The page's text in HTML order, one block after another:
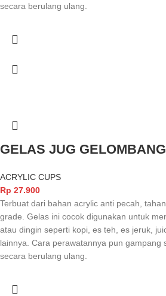
secara berulang ulang.
GELAS JUG
ACRYLIC CUPS
Rp 27.900
Terbuat dari bahan acrylic anti pecah,
grade. Gelas ini cocok digunakan untuk
atau dingin seperti kopi, es teh, es jeruk,
lainnya. Cara perawatannya pun gampang
secara berulang ulang.